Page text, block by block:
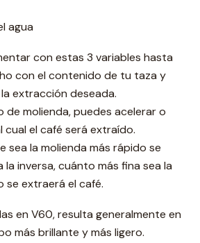
agua
con estas 3 variables hasta
con el contenido de tu taza y
extracción deseada.
de molienda, puedes acelerar o
cual el café será extraído.
sea la molienda más rápido se
inversa, cuánto más fina sea la
se extraerá el café.
en V60, resulta generalmente en
más brillante y más ligero.